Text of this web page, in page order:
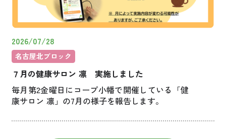
2026/07/28
名古屋北ブロック
７月の健康サロン 凛 実施しました
毎月第2金曜日にコープ小幡で開催している「健
康サロン 凛」の7月の様子を報告します。